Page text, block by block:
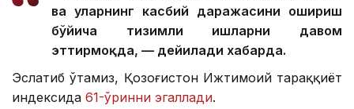
ва уларнинг касбий даражасини ошириш
бўйича тизимли ишларни давом
эттирмоқда, — дейилади хабарда.
Эслатиб ўтамиз, Қозоғистон Ижтимоий тараққиёт
индексида 61-ўринни эгаллади.